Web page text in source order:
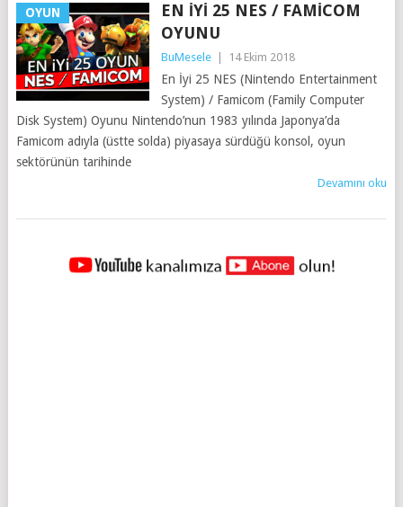
OYUN
EN İYI 25 NES / FAMICOM
OYUNU
BuMesele 14 Ekim 2018
En İyi 25 NES (Nintendo Entertainment
System) / Famicom (Family Computer
Disk System) Oyunu Nintendo’nun 1983 yılında Japonya’da
Famicom adıyla (üstte solda) piyasaya sürdüğü konsol, oyun
sektörünün tarihinde
Devamını oku
YAZILAR